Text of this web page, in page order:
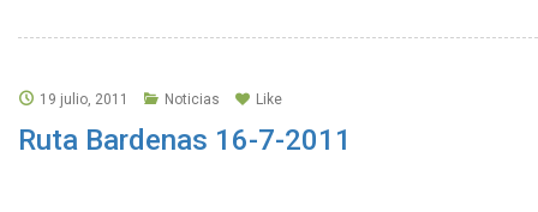
19 julio, 2011 Noticias Like
Ruta Bardenas 16-7-2011